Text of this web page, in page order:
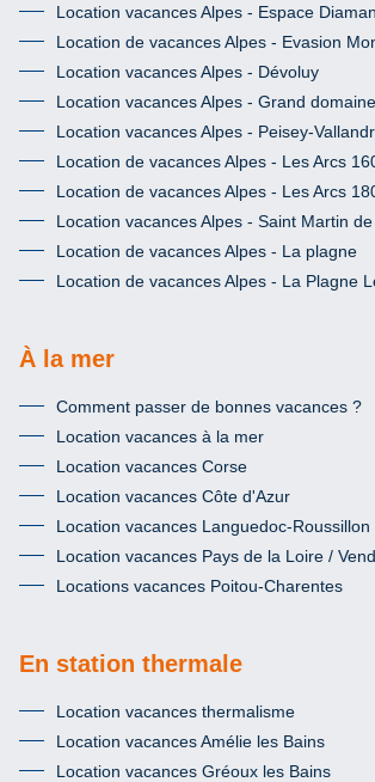
Location vacances Alpes - Espace
Location de vacances Alpes - Evasion
Location vacances Alpes - Dévoluy
Location vacances Alpes - Grand
Location vacances Alpes - Peisey-
Location de vacances Alpes - Les Arcs
Location de vacances Alpes - Les Arcs
Location vacances Alpes - Saint Martin
Location de vacances Alpes - La plagne
Location de vacances Alpes - La Plagne
À la mer
Comment passer de bonnes vacances ?
Location vacances à la mer
Location vacances Corse
Location vacances Côte d'Azur
Location vacances Languedoc-Roussillon
Location vacances Pays de la Loire /
Locations vacances Poitou-Charentes
En station thermale
Location vacances thermalisme
Location vacances Amélie les Bains
Location vacances Gréoux les Bains